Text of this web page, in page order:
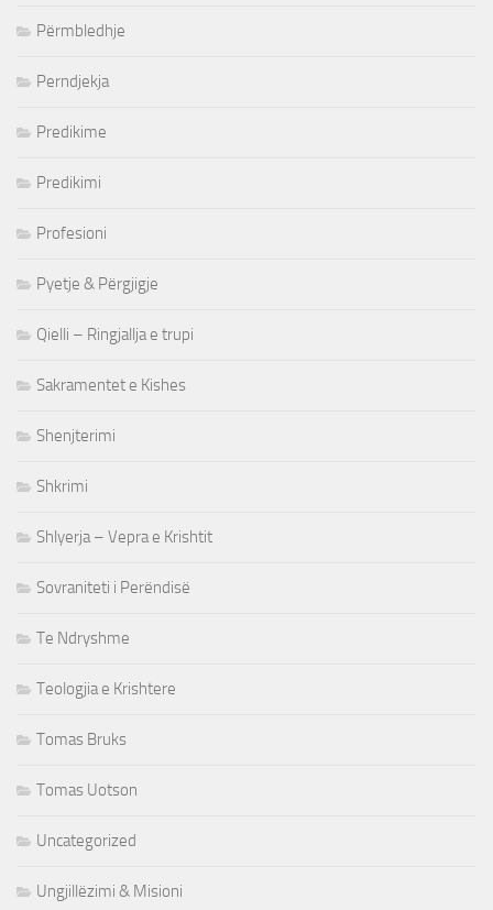
Përmbledhje
Perndjekja
Predikime
Predikimi
Profesioni
Pyetje & Përgjigje
Qielli – Ringjallja e trupi
Sakramentet e Kishes
Shenjterimi
Shkrimi
Shlyerja – Vepra e Krishtit
Sovraniteti i Perëndisë
Te Ndryshme
Teologjia e Krishtere
Tomas Bruks
Tomas Uotson
Uncategorized
Ungjillëzimi & Misioni